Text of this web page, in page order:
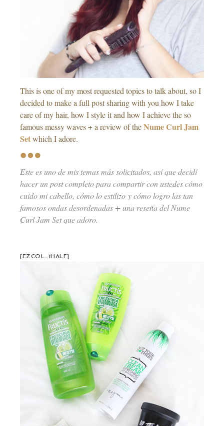
This is one of my most requested topics to talk about, so I
decided to make a full post sharing with you how I take
care of my hair, how I style it and how I achieve the so
famous messy waves + a review of theNume Curl Jam
Setwhich I adore.
Este es uno de mis temas más solicitados, así que decidí
hacer un post completo para compartir con ustedes cómo
cuido mi cabello, cómo lo estilizo y cómo logro las tan
famosos ondas desordenadas + una reseña del Nume
Curl Jam Set que adoro.
[EZCOL_1HALF]